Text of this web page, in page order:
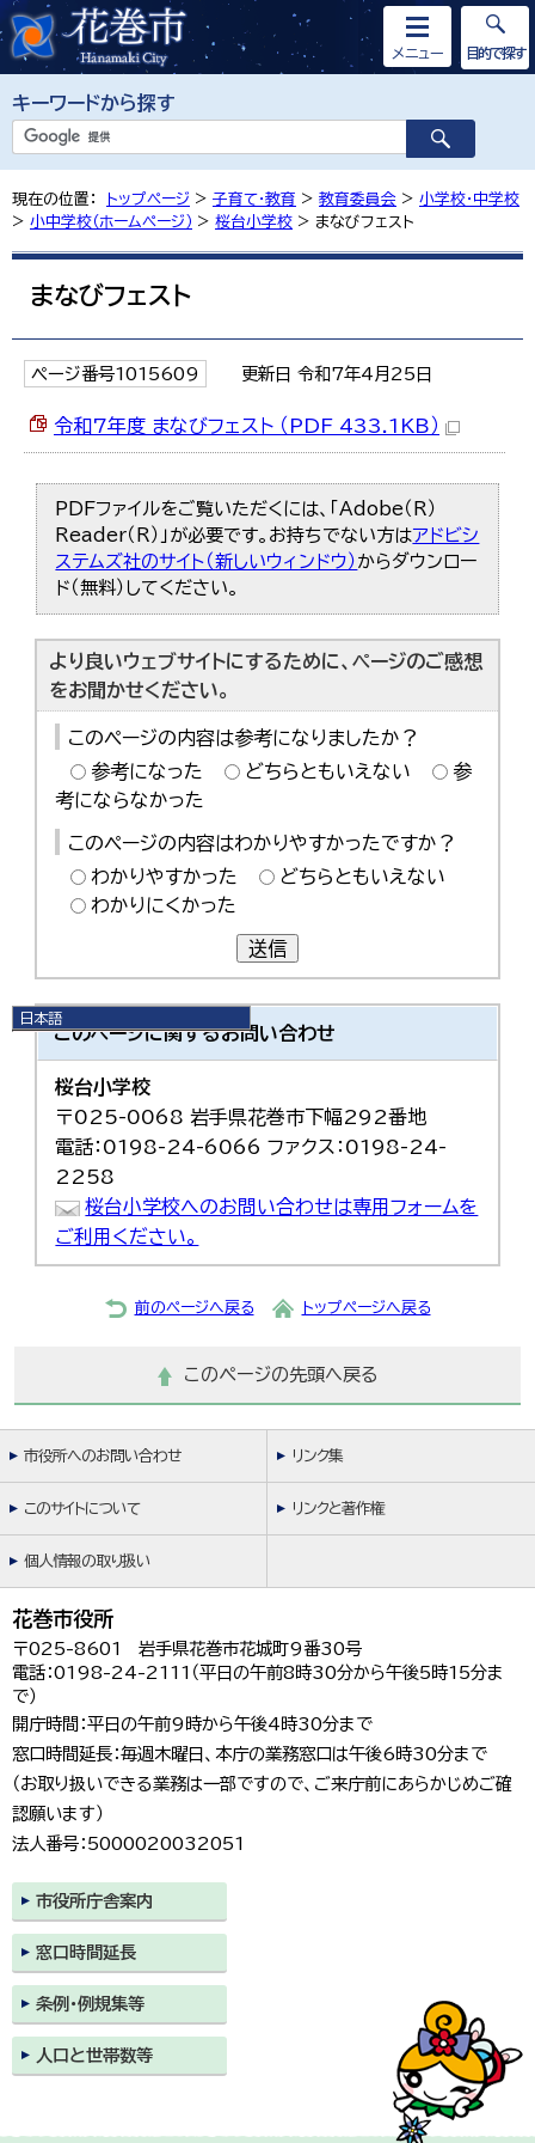
キーワードから探す
メニュー
日本語
日本語
English
한국어
简体中文
目的で探す
現在の位置： トップページ > 子育て・教育 > 教育委員会 > 小学校・中学校
> 小中学校（ホームページ） > 桜台小学校 > まなびフェスト
まなびフェスト
ページ番号1015609 更新日 令和7年4月25日
令和7年度 まなびフェスト （PDF 433.1KB）
PDFファイルをご覧いただくには、「Adobe（R）
Reader（R）」が必要です。お持ちでない方はアドビシ
ステムズ社のサイト（新しいウィンドウ） からダウンロー
ド（無料）してください。
より良いウェブサイトにするために、ページのご感想
をお聞かせください。
このページの内容は参考になりましたか？
参考になった
どちらともいえない
参
考にならなかった
このページの内容はわかりやすかったですか？
わかりやすかった
どちらともいえない
わかりにくかった
送信
このページに関するお問い合わせ
桜台小学校
〒025-0068 岩手県花巻市下幅292番地
電話：0198-24-6066 ファクス：0198-24-
2258
桜台小学校へのお問い合わせは専用フォームを
ご利用ください。
前のページへ戻る トップページへ戻る
このページの先頭へ戻る
市役所へのお問い合わせ リンク集
このサイトについて リンクと著作権
個人情報の取り扱い
花巻市役所
〒025-8601 岩手県花巻市花城町9番30号
電話：0198-24-2111（平日の午前8時30分から午後5時15分ま
で）
開庁時間：平日の午前9時から午後4時30分まで
窓口時間延長：毎週木曜日、本庁の業務窓口は午後6時30分まで
（お取り扱いできる業務は一部ですので、ご来庁前にあらかじめご確
認願います）
法人番号：5000020032051
市役所庁舎案内
窓口時間延長
条例・例規集等
人口と世帯数等